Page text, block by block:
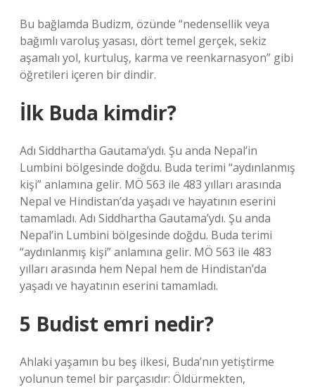
Bu bağlamda Budizm, özünde “nedensellik veya
bağımlı varoluş yasası, dört temel gerçek, sekiz
aşamalı yol, kurtuluş, karma ve reenkarnasyon” gibi
öğretileri içeren bir dindir.
İlk Buda kimdir?
Adı Siddhartha Gautama’ydı. Şu anda Nepal’in
Lumbini bölgesinde doğdu. Buda terimi “aydınlanmış
kişi” anlamına gelir. MÖ 563 ile 483 yılları arasında
Nepal ve Hindistan’da yaşadı ve hayatının eserini
tamamladı. Adı Siddhartha Gautama’ydı. Şu anda
Nepal’in Lumbini bölgesinde doğdu. Buda terimi
“aydınlanmış kişi” anlamına gelir. MÖ 563 ile 483
yılları arasında hem Nepal hem de Hindistan’da
yaşadı ve hayatının eserini tamamladı.
5 Budist emri nedir?
Ahlaki yaşamın bu beş ilkesi, Buda’nın yetiştirme
yolunun temel bir parçasıdır: Öldürmekten,